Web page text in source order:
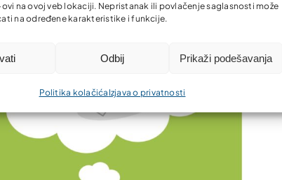
na ovoj veb lokaciji. Nepristanak ili povlačenje saglasnosti može
na određene karakteristike i funkcije.
Odbij Prikaži podešavanja
Politika kolačića Izjava o privatnosti